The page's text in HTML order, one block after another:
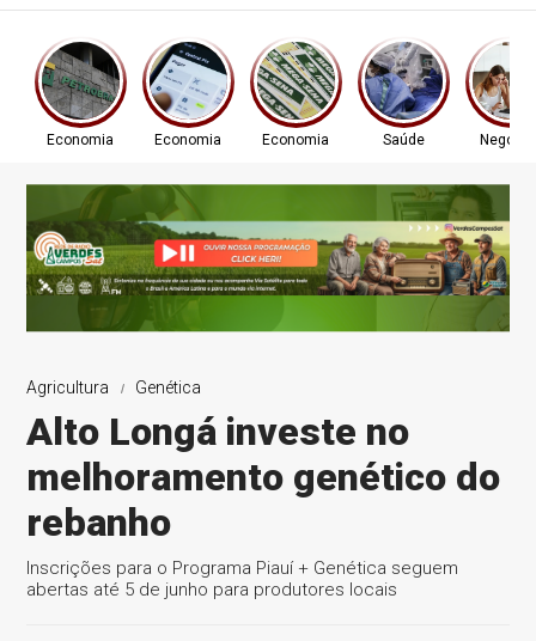
Economia Economia Economia Saúde
Agricultura Genética
Alto Longá investe no
melhoramento genético do
rebanho
Inscrições para o Programa Piauí + Genética seguem
abertas até 5 de junho para produtores locais